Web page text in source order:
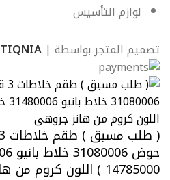
لوازم التأسيس
تصميم المتجر بواسطة | TIQNIA
14785000 ) اللون كروم من هانز جروهى